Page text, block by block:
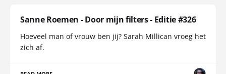
Sanne Roemen - Door mijn filters - Editie #326
Hoeveel man of vrouw ben jij? Sarah Millican vroeg het
zich af.